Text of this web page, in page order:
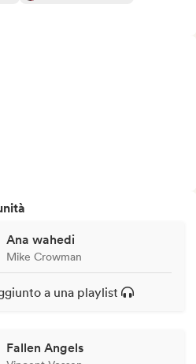
Ana wahedi
Mike Crowman
a una playlist
Fallen Angels